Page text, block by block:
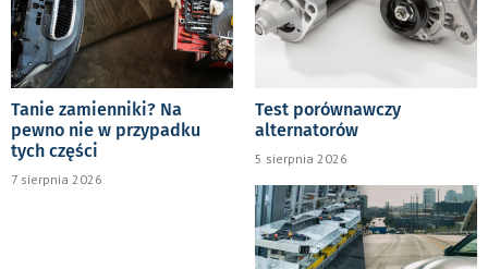
Tanie zamienniki? Na
pewno nie w przypadku
tych części
7 sierpnia 2026
Test porównawczy
alternatorów
5 sierpnia 2026